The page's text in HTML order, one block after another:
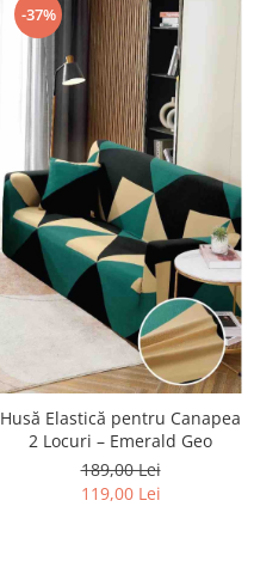
-37%
Husă Elastică pentru Canapea
2 Locuri – Emerald Geo
189,00 Lei
119,00 Lei